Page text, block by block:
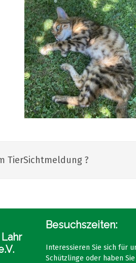
TierSichtmeldung ?
Besuchszeiten:
Interessieren Sie sich für
Schützlinge oder haben